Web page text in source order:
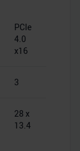
PCIe
4.0
x16
3
28 x
13.4